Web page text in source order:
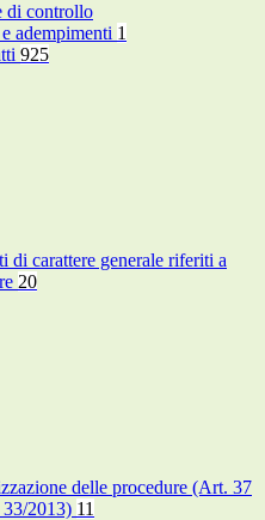
di controllo
adempimenti 1
925
di carattere generale riferiti a
20
delle procedure (Art. 37
2013) 11